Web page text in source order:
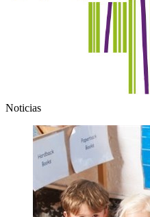
Noticias